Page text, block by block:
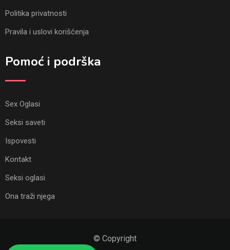
Politika privatnosti
Pravila i uslovi korišćenja
Pomoć i podrška
Sex Oglasi
Seksi saveti
Ispovesti
Kontakt
Seksi oglasi
Ona traži njega
© Copyright